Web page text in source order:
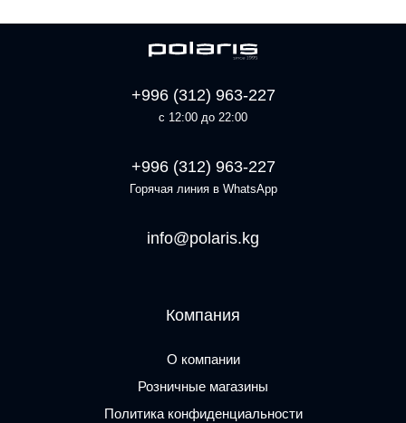
+996 (312) 963-227
с 12:00 до 22:00
+996 (312) 963-227
Горячая линия в WhatsApp
info@polaris.kg
Компания
О компании
Розничные магазины
Политика конфиденциальности